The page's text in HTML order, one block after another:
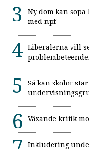
Ny dom kan
med npf
Liberalerna vill
Så kan skolor
Växande kritik
Inkludering